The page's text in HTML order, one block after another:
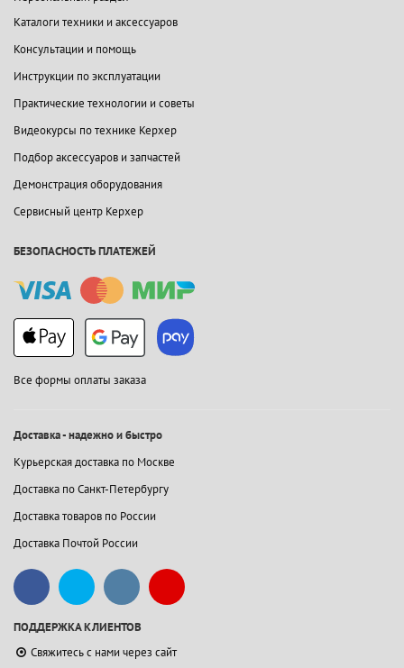
Каталоги техники и аксессуаров
Консультации и помощь
Инструкции по эксплуатации
Практические технологии и советы
Видеокурсы по технике Керхер
Подбор аксессуаров и запчастей
Демонстрация оборудования
Сервисный центр Керхер
БЕЗОПАСНОСТЬ ПЛАТЕЖЕЙ
Все формы оплаты заказа
Доставка - надежно и быстро
Курьерская доставка по Москве
Доставка по Санкт-Петербургу
Доставка товаров по России
Доставка Почтой России
ПОДДЕРЖКА КЛИЕНТОВ
Свяжитесь с нами через сайт